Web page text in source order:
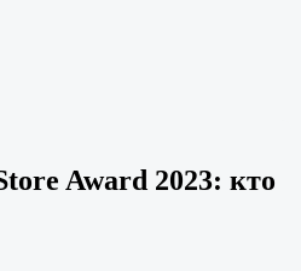
Award 2023: кто